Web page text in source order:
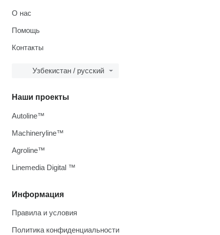
О нас
Помощь
Контакты
Узбекистан / русский
Информация
Правила и условия
Политика конфиденциальности
Наши проекты
Autoline™
Machineryline™
Agroline™
Linemedia Digital ™